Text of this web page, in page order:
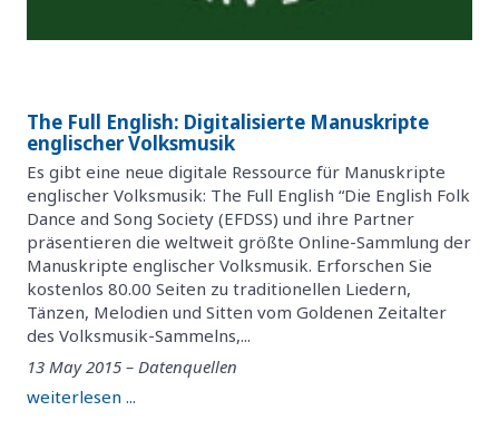
The Full English: Digitalisierte Manuskripte
englischer Volksmusik
Es gibt eine neue digitale Ressource für Manuskripte
englischer Volksmusik: The Full English “Die English Folk
Dance and Song Society (EFDSS) und ihre Partner
präsentieren die weltweit größte Online-Sammlung der
Manuskripte englischer Volksmusik. Erforschen Sie
kostenlos 80.00 Seiten zu traditionellen Liedern,
Tänzen, Melodien und Sitten vom Goldenen Zeitalter
des Volksmusik-Sammelns,...
13 May 2015 – Datenquellen
weiterlesen ...